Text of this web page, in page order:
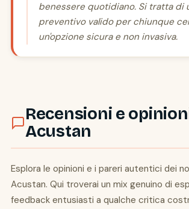
benessere quotidiano. Si tratta di
preventivo valido per chiunque
un'opzione sicura e non invasiva.
Recensioni e
Acustan
Esplora le opinioni e i pareri autentici dei
Acustan. Qui troverai un mix genuino di
feedback entusiasti a qualche critica